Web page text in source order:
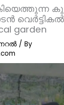
garden
/ By